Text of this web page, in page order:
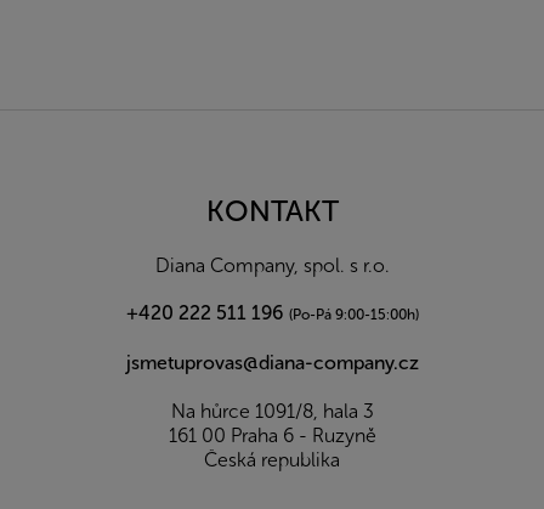
KONTAKT
Diana Company, spol. s r.o.
+420 222 511 196 (Po-Pá 9:00-15:00h)
jsmetuprovas@diana-company.cz
Na hůrce 1091/8, hala 3
161 00 Praha 6 - Ruzyně
Česká republika